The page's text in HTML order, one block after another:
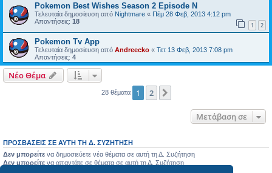
Pokemon Best Wishes Season 2 Episode N
Τελευταία δημοσίευση από Nightmare « Πέμ 28 Φεβ, 2013 4:12 pm
Απαντήσεις: 18 1 2
Pokemon Tv App
Τελευταία δημοσίευση από Andreecko « Τετ 13 Φεβ, 2013 7:08 pm
Απαντήσεις: 4
Νέο Θέμα
28 θέματα 1 2
Μετάβαση σε
ΠΡΟΣΒΆΣΕΙΣ ΣΕ ΑΥΤΉ ΤΗ Δ. ΣΥΖΉΤΗΣΗ
Δεν μπορείτε να δημοσιεύετε νέα θέματα σε αυτή τη Δ. Συζήτηση
Δεν μπορείτε να απαντάτε σε θέματα σε αυτή τη Δ. Συζήτηση